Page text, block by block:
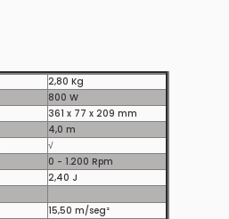
2,80 Kg
800 W
361 x 77 x 209 mm
4,0 m
√
0 - 1.200 Rpm
2,40 J
15,50 m/seg²